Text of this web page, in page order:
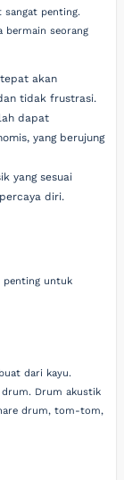
sangat penting.
bermain seorang
akan
tidak frustrasi.
dapat
yang berujung
yang sesuai
diri.
penting untuk
dari kayu.
drum. Drum akustik
drum, tom-tom,